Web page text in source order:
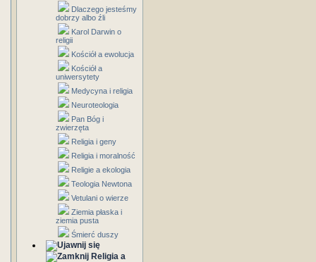
Dlaczego jesteśmy
dobrzy albo źli
Karol Darwin o
religii
Kościół a ewolucja
Kościół a
uniwersytety
Medycyna i religia
Neuroteologia
Pan Bóg i
zwierzęta
Religia i geny
Religia i moralność
Religie a ekologia
Teologia Newtona
Vetulani o wierze
Ziemia płaska i
ziemia pusta
Śmierć duszy
Religia a